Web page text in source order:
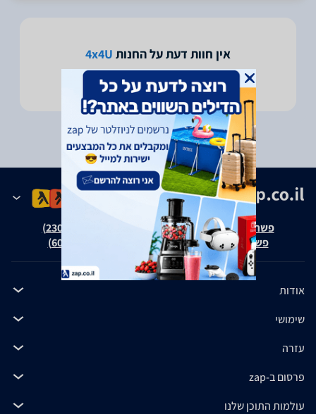
אין חוות דעת על החנות 4x4U
היה הראשון לכתוב חוות דעת על חנות זו - לחץ כאן
פשרה בת"צ אבנצ'יק נ' זאפ גרופ (ת"צ 23008-08-20)
פשרה בת"צ כהנים נ' זאפ גרופ (ת"צ 60371-12-19)
אודות
שימושי
עזרה
פרסום ב-zap
עולמות התוכן שלנו